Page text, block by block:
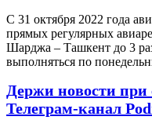
С 31 октября 2022 года
прямых регулярных
Шарджа – Ташкент до 3
выполняться по
Держи новости при
Телеграм-канал